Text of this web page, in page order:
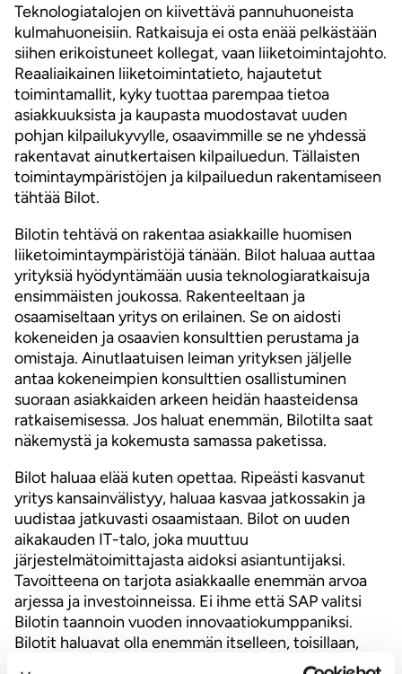
Teknologiatalojen on kiivettävä pannuhuoneista
kulmahuoneisiin. Ratkaisuja ei osta enää pelkästään
siihen erikoistuneet kollegat, vaan liiketoimintajohto.
Reaaliaikainen liiketoimintatieto, hajautetut
toimintamallit, kyky tuottaa parempaa tietoa
asiakkuuksista ja kaupasta muodostavat uuden
pohjan kilpailukyvylle, osaavimmille se ne yhdessä
rakentavat ainutkertaisen kilpailuedun. Tällaisten
toimintaympäristöjen ja kilpailuedun rakentamiseen
tähtää Bilot.
Bilotin tehtävä on rakentaa asiakkaille huomisen
liiketoimintaympäristöjä tänään. Bilot haluaa auttaa
yrityksiä hyödyntämään uusia teknologiaratkaisuja
ensimmäisten joukossa. Rakenteeltaan ja
osaamiseltaan yritys on erilainen. Se on aidosti
kokeneiden ja osaavien konsulttien perustama ja
omistaja. Ainutlaatuisen leiman yrityksen jäljelle
antaa kokeneimpien konsulttien osallistuminen
suoraan asiakkaiden arkeen heidän haasteidensa
ratkaisemisessa. Jos haluat enemmän, Bilotilta saat
näkemystä ja kokemusta samassa paketissa.
Bilot haluaa elää kuten opettaa. Ripeästi kasvanut
yritys kansainvälistyy, haluaa kasvaa jatkossakin ja
uudistaa jatkuvasti osaamistaan. Bilot on uuden
aikakauden IT-talo, joka muuttuu
järjestelmätoimittajasta aidoksi asiantuntijaksi.
Tavoitteena on tarjota asiakkaalle enemmän arvoa
arjessa ja investoinneissa. Ei ihme että SAP valitsi
Bilotin taannoin vuoden innovaatiokumppaniksi.
Bilotit haluavat olla enemmän itselleen, toisillaan,
asiakkaille ja hakea jatkuvasti parempia ratkaisuja